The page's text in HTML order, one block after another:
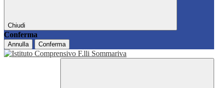
Chiudi
Conferma
Annulla Conferma